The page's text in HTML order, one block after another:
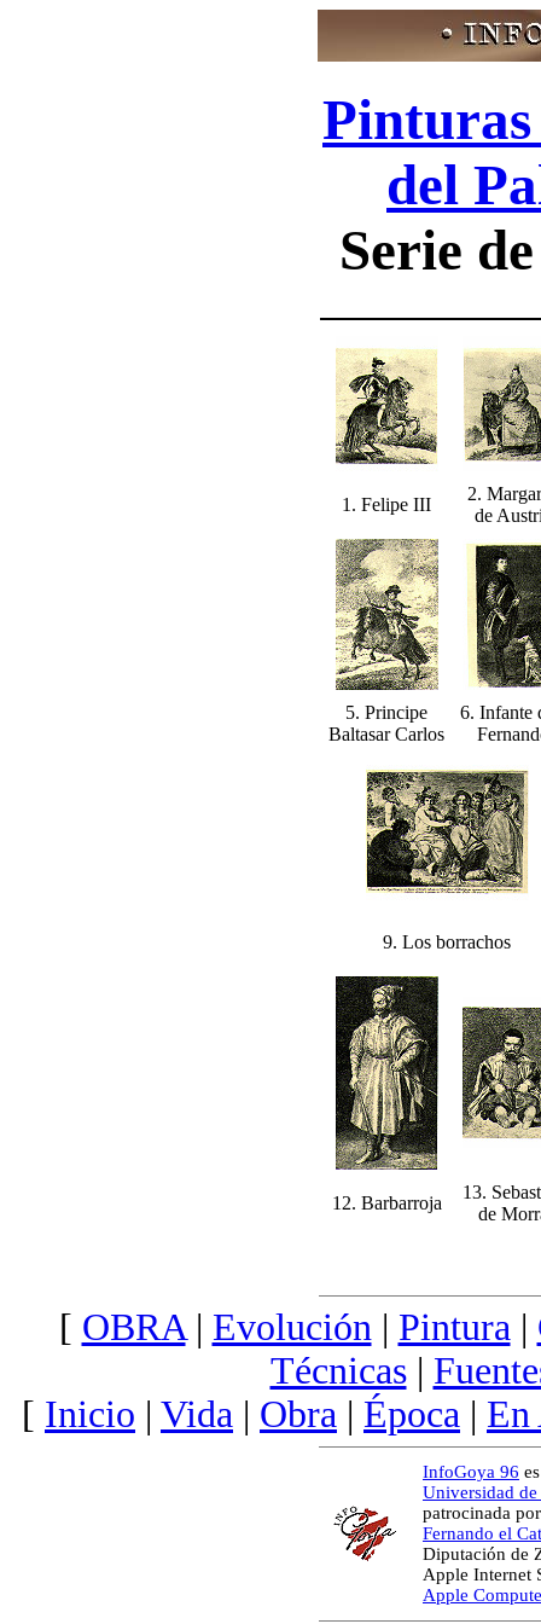
Pinturas
del
Serie
1. Felipe III
2.
de
5. Principe
Baltasar Carlos
6. Infante
9. Los borrachos
12. Barbarroja
13.
de
[ OBRA| Evolución | Pintura |
Técnicas|
[ Inicio | Vida | Obra | Época | En
InfoGoya 96
Universidad de
patrocinada
Fernando el
Diputación de
Apple Internet
Apple